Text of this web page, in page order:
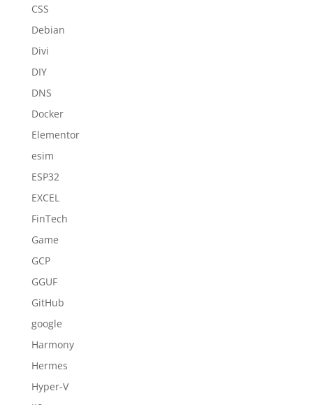
CSS
Debian
Divi
DIY
DNS
Docker
Elementor
esim
ESP32
EXCEL
FinTech
Game
GCP
GGUF
GitHub
google
Harmony
Hermes
Hyper-V